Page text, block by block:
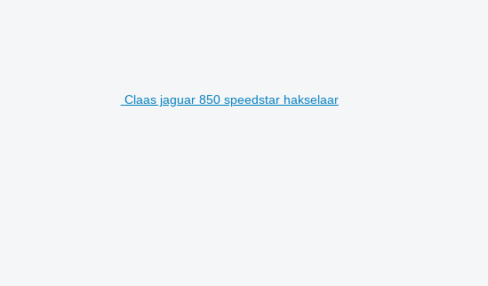
Claas jaguar 850 speedstar hakselaar